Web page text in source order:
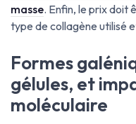
masse. Enfin, le prix doit
type de collagène utilisé
Formes
gélules, et
moléculaire